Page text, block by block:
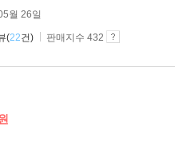
월 26일
(22건) 판매지수 432